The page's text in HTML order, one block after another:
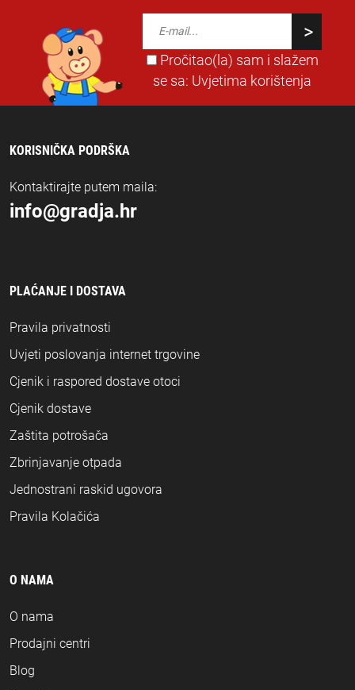
Pročitao(la) sam i slažem
se sa: Uvjetima korištenja
KORISNIČKA PODRŠKA
Kontaktirajte putem maila:
info@gradja.hr
PLAĆANJE I DOSTAVA
Pravila privatnosti
Uvjeti poslovanja internet trgovine
Cjenik i raspored dostave otoci
Cjenik dostave
Zaštita potrošača
Zbrinjavanje otpada
Jednostrani raskid ugovora
Pravila Kolačića
O NAMA
O nama
Prodajni centri
Blog